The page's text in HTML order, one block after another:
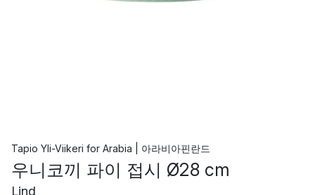
Tapio Yli-Viikeri for Arabia | 아라비아핀란드
우니코끼 파이 접시 Ø28 cm
Lind